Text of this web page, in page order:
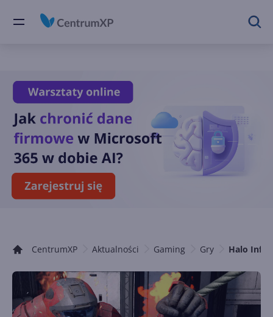
CentrumXP Aktualności Gaming Gry Halo